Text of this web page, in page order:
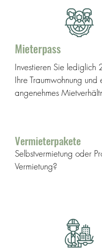
Mieterpass
Investieren Sie
Ihre Traumwohnung und
angenehmes
Vermieterpakete
Selbstvermietung oder
Vermietung?